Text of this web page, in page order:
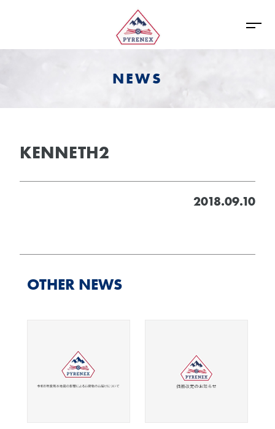
NEWS
KENNETH2
2018.09.10
OTHER NEWS